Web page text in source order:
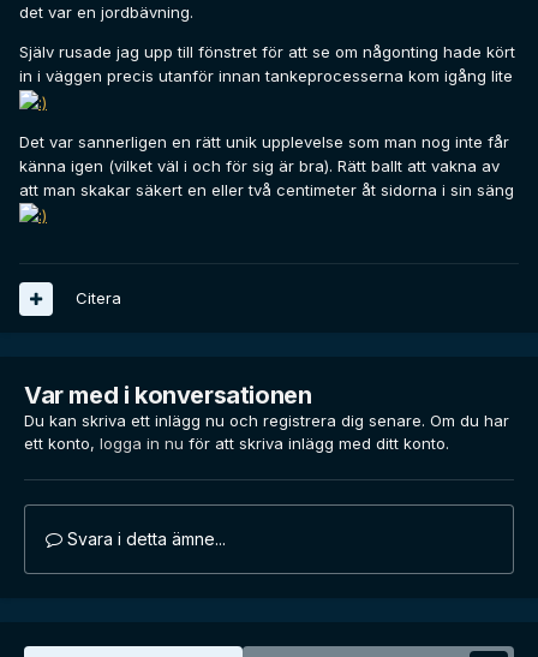
det var en jordbävning.
Själv rusade jag upp till fönstret för att se om någonting hade kört
in i väggen precis utanför innan tankeprocesserna kom igång lite
Det var sannerligen en rätt unik upplevelse som man nog inte får
känna igen (vilket väl i och för sig är bra). Rätt ballt att vakna av
att man skakar säkert en eller två centimeter åt sidorna i sin säng
Citera
Var med i konversationen
Du kan skriva ett inlägg nu och registrera dig senare. Om du har
ett konto, logga in nu för att skriva inlägg med ditt konto.
Svara i detta ämne...